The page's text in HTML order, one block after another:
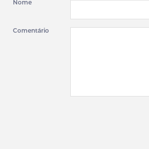
Nome
Comentário